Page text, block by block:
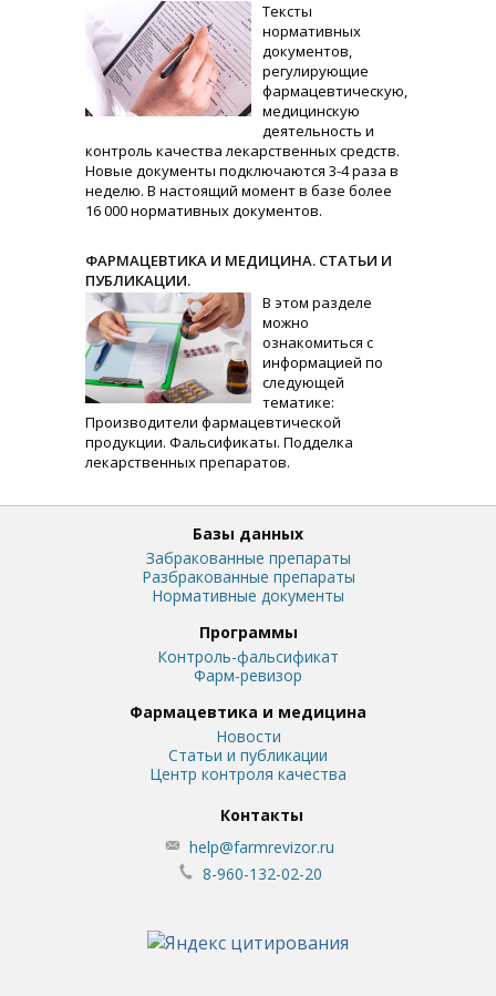
Тексты
нормативных
документов,
регулирующие
фармацевтическую,
медицинскую
деятельность и
контроль качества лекарственных средств.
Новые документы подключаются 3-4 раза в
неделю. В настоящий момент в базе более
16 000 нормативных документов.
ФАРМАЦЕВТИКА И МЕДИЦИНА. СТАТЬИ И
ПУБЛИКАЦИИ.
В этом разделе
можно
ознакомиться с
информацией по
следующей
тематике:
Производители фармацевтической
продукции. Фальсификаты. Подделка
лекарственных препаратов.
Базы данных
Забракованные препараты
Разбракованные препараты
Нормативные документы
Программы
Контроль-фальсификат
Фарм-ревизор
Фармацевтика и медицина
Новости
Статьи и публикации
Центр контроля качества
Контакты
help@farmrevizor.ru
8-960-132-02-20